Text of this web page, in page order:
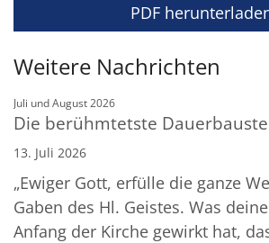
PDF
Weitere Nachrichten
Juli und August 2026:
Die berühmtetste
13. Juli 2026
„Ewiger Gott, erfülle die ganze
Gaben des Hl. Geistes. Was
Anfang der Kirche gewirkt hat,